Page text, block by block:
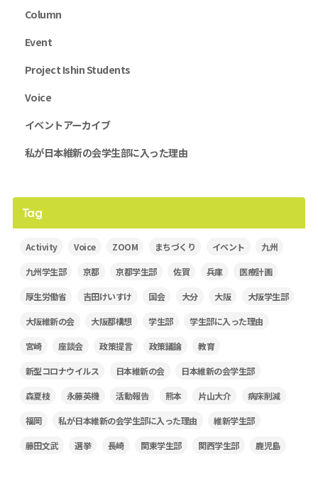
Column
Event
Project Ishin Students
Voice
イベントアーカイブ
私が日本維新の会学生部に入った理由
Tag
Activity Voice ZOOM まちづくり イベント 九州
九州学生部 京都 京都学生部 佐賀 兵庫 医療計画
厚生労働省 吉田けいすけ 国会 大分 大阪 大阪学生部
大阪維新の会 大阪都構想 学生部 学生部に入った理由
宮崎 座談会 政策提言 政策議論 教育
新型コロナウイルス 日本維新の会 日本維新の会学生部
森夏枝 永藤英機 活動報告 熊本 片山大介 病床削減
福岡 私が日本維新の会学生部に入った理由 維新学生部
藤田文武 選挙 長崎 関東学生部 関西学生部 鹿児島